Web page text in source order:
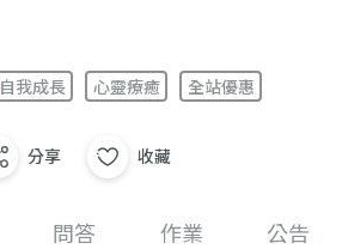
自我成長 心靈療癒 全站優惠
分享 收藏
問答 作業 公告